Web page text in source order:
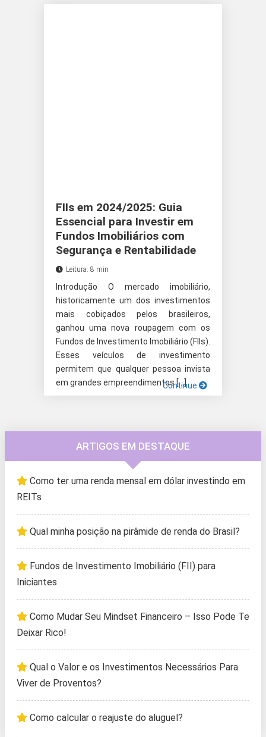
FIIs em 2024/2025: Guia
Essencial para Investir em
Fundos Imobiliários com
Segurança e Rentabilidade
Leitura: 8 min
Introdução O mercado imobiliário,
historicamente um dos investimentos
mais cobiçados pelos brasileiros,
ganhou uma nova roupagem com os
Fundos de Investimento Imobiliário (FIIs).
Esses veículos de investimento
permitem que qualquer pessoa invista
em grandes empreendimentos […]
Continue
ARTIGOS EM DESTAQUE
Como ter uma renda mensal em dólar investindo em
REITs
Qual minha posição na pirâmide de renda do Brasil?
Fundos de Investimento Imobiliário (FII) para
Iniciantes
Como Mudar Seu Mindset Financeiro – Isso Pode Te
Deixar Rico!
Qual o Valor e os Investimentos Necessários Para
Viver de Proventos?
Como calcular o reajuste do aluguel?